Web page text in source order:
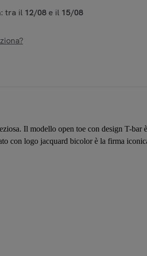
tra il 12/08 e il 15/08
Il modello open toe con design T-
con logo jacquard bicolor è la firma